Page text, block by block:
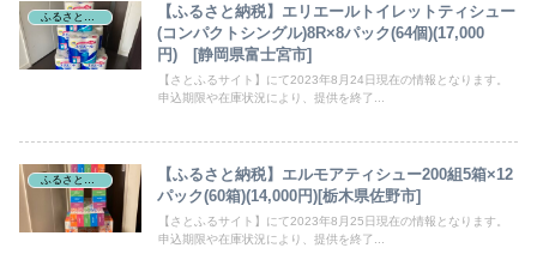
ふるさと納税
【ふるさと納税】エリエールトイレットティシュー
(コンパクトシングル)8R×8パック(64個)(17,000
円) [静岡県富士宮市]
【さとふるサイト】にて2023年8月24日現在の情報となります。
申込期限や在庫状況により、提供を終了...
ふるさと納税
【ふるさと納税】エルモアティシュー200組5箱×12
パック(60箱)(14,000円)[栃木県佐野市]
【さとふるサイト】にて2023年8月25日現在の情報となります。
申込期限や在庫状況により、提供を終了...